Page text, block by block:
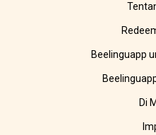
Beelinguapp
Di